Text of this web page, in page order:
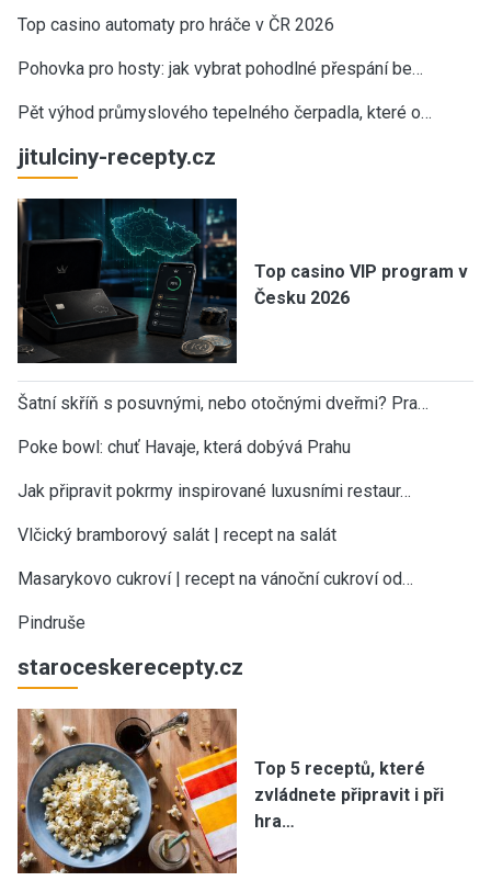
Top casino automaty pro hráče v ČR 2026
Pohovka pro hosty: jak vybrat pohodlné přespání be…
Pět výhod průmyslového tepelného čerpadla, které o…
jitulciny-recepty.cz
Top casino VIP program v
Česku 2026
Šatní skříň s posuvnými, nebo otočnými dveřmi? Pra…
Poke bowl: chuť Havaje, která dobývá Prahu
Jak připravit pokrmy inspirované luxusními restaur…
Vlčický bramborový salát | recept na salát
Masarykovo cukroví | recept na vánoční cukroví od…
Pindruše
staroceskerecepty.cz
Top 5 receptů, které
zvládnete připravit i při
hra…